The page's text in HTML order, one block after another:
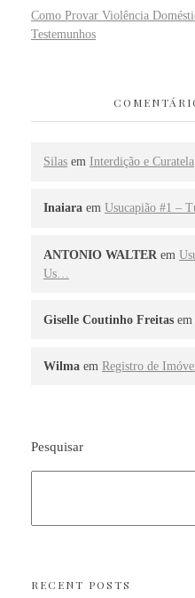
Como Provar Violência
Testemunhos
Silas em Interdição e Curatela
Inaiara em Usucapião #1 –
ANTONIO WALTER em
Us…
Giselle Coutinho Freitas em
Wilma em Registro de
Pesquisar
RECENT POSTS